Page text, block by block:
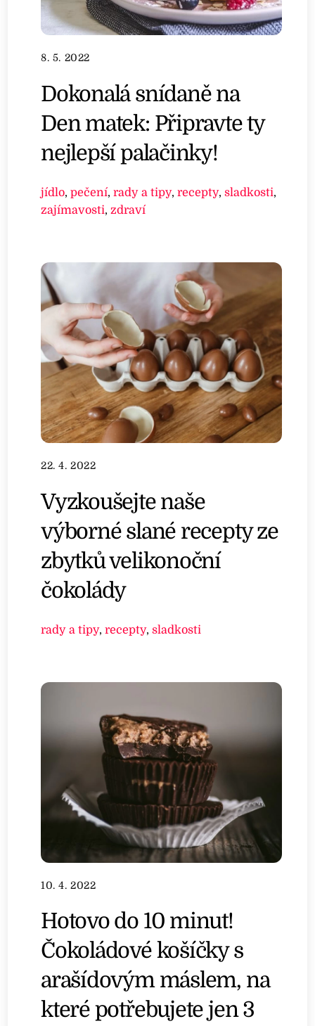
8. 5. 2022
Dokonalá snídaně na
Den matek: Připravte ty
nejlepší palačinky!
jídlo,pečení,rady a tipy,recepty,sladkosti,
zajímavosti,zdraví
22. 4. 2022
Vyzkoušejte naše
výborné slané recepty ze
zbytků velikonoční
čokolády
rady a tipy,recepty,sladkosti
10. 4. 2022
Hotovo do 10 minut!
Čokoládové košíčky s
arašídovým máslem, na
které potřebujete jen 3